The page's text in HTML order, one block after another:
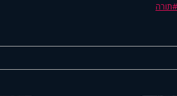
תורה